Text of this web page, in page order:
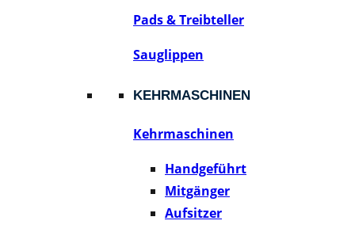
Pads & Treibteller
Sauglippen
KEHRMASCHINEN
Kehrmaschinen
Handgeführt
Mitgänger
Aufsitzer